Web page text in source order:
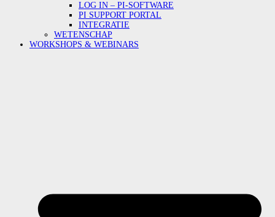
LOG IN – PI-SOFTWARE
PI SUPPORT PORTAL
INTEGRATIE
WETENSCHAP
WORKSHOPS & WEBINARS